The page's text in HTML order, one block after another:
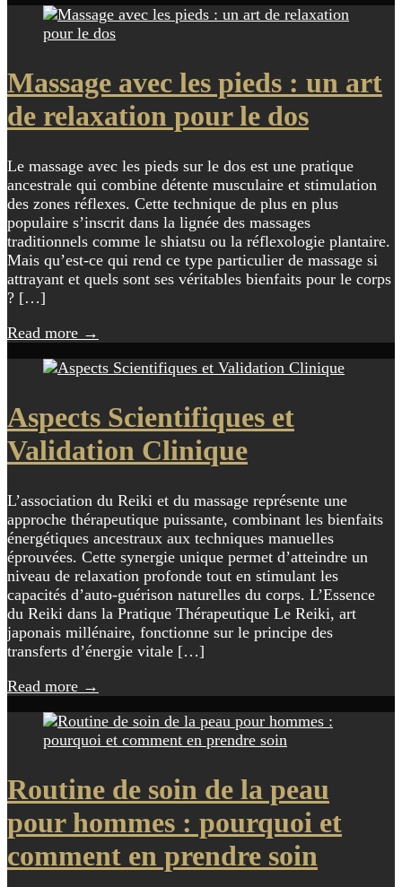
Massage avec les pieds : un art
de relaxation pour le dos
Le massage avec les pieds sur le dos est une pratique
ancestrale qui combine détente musculaire et stimulation
des zones réflexes. Cette technique de plus en plus
populaire s’inscrit dans la lignée des massages
traditionnels comme le shiatsu ou la réflexologie plantaire.
Mais qu’est-ce qui rend ce type particulier de massage si
attrayant et quels sont ses véritables bienfaits pour le corps
? […]
Read more →
Aspects Scientifiques et
Validation Clinique
L’association du Reiki et du massage représente une
approche thérapeutique puissante, combinant les bienfaits
énergétiques ancestraux aux techniques manuelles
éprouvées. Cette synergie unique permet d’atteindre un
niveau de relaxation profonde tout en stimulant les
capacités d’auto-guérison naturelles du corps. L’Essence
du Reiki dans la Pratique Thérapeutique Le Reiki, art
japonais millénaire, fonctionne sur le principe des
transferts d’énergie vitale […]
Read more →
Routine de soin de la peau
pour hommes : pourquoi et
comment en prendre soin